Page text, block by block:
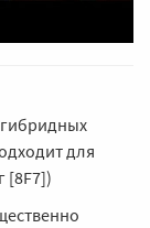
для
[8F7])